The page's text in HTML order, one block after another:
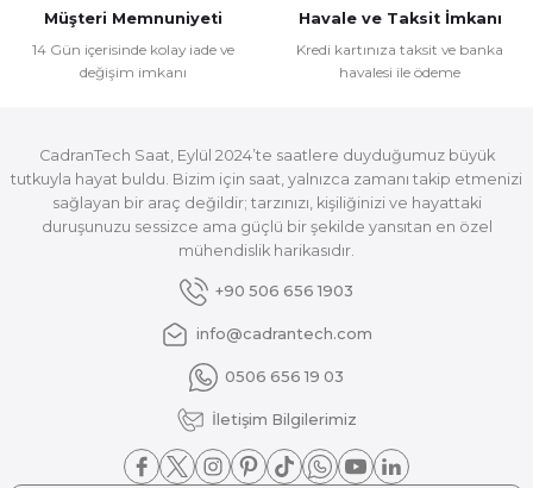
Müşteri Memnuniyeti
14 Gün içerisinde kolay iade ve
değişim imkanı
Havale ve Taksit İmkanı
Kredi kartınıza taksit ve banka
havalesi ile ödeme
CadranTech Saat, Eylül 2024’te saatlere duyduğumuz büyük
tutkuyla hayat buldu. Bizim için saat, yalnızca zamanı takip etmenizi
sağlayan bir araç değildir; tarzınızı, kişiliğinizi ve hayattaki
duruşunuzu sessizce ama güçlü bir şekilde yansıtan en özel
mühendislik harikasıdır.
+90 506 656 1903
info@cadrantech.com
0506 656 19 03
İletişim Bilgilerimiz